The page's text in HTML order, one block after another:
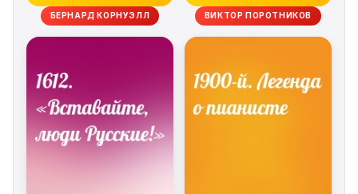
БЕРНАРД КОРНУЭЛЛ ВИКТОР ПОРОТНИКОВ